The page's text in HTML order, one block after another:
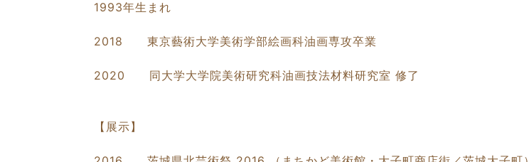
1993年生まれ
2018 東京藝術大学美術学部絵画科油画専攻卒業
2020 同大学大学院美術研究科油画技法材料研究室 修了
【展示】